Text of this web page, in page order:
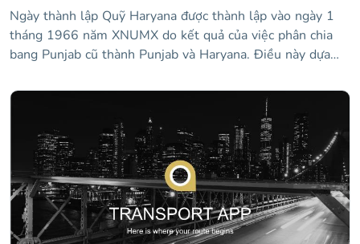
Ngày thành lập Quỹ Haryana được thành lập vào ngày 1
tháng 1966 năm XNUMX do kết quả của việc phân chia
bang Punjab cũ thành Punjab và Haryana. Điều này dựa
ngày này, hãy giới thiệu khu vực xinh đẹp này của Ấn Độ
với mẫu này! Nó có nền đen nên màu sắc của lá cờ nổi
bật, ngay cả thiết kế cờ lượn sóng cũng siêu bắt mắt! Dạy
mọi người cách kỷ niệm ngày này và nói về phần này của
văn hóa Ấn Độ.